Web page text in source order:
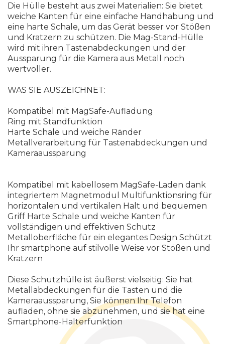
Die Hülle besteht aus zwei Materialien: Sie bietet
weiche Kanten für eine einfache Handhabung und
eine harte Schale, um das Gerät besser vor Stößen
und Kratzern zu schützen. Die Mag-Stand-Hülle
wird mit ihren Tastenabdeckungen und der
Aussparung für die Kamera aus Metall noch
wertvoller.
WAS SIE AUSZEICHNET:
Kompatibel mit MagSafe-Aufladung
Ring mit Standfunktion
Harte Schale und weiche Ränder
Metallverarbeitung für Tastenabdeckungen und
Kameraaussparung
Kompatibel mit kabellosem MagSafe-Laden dank
integriertem Magnetmodul Multifunktionsring für
horizontalen und vertikalen Halt und bequemen
Griff Harte Schale und weiche Kanten für
vollständigen und effektiven Schutz
Metalloberfläche für ein elegantes Design Schützt
Ihr smartphone auf stilvolle Weise vor Stößen und
Kratzern
Diese Schutzhülle ist äußerst vielseitig: Sie hat
Metallabdeckungen für die Tasten und die
Kameraaussparung, Sie können Ihr Telefon
aufladen, ohne sie abzunehmen, und sie hat eine
Smartphone-Halterfunktion